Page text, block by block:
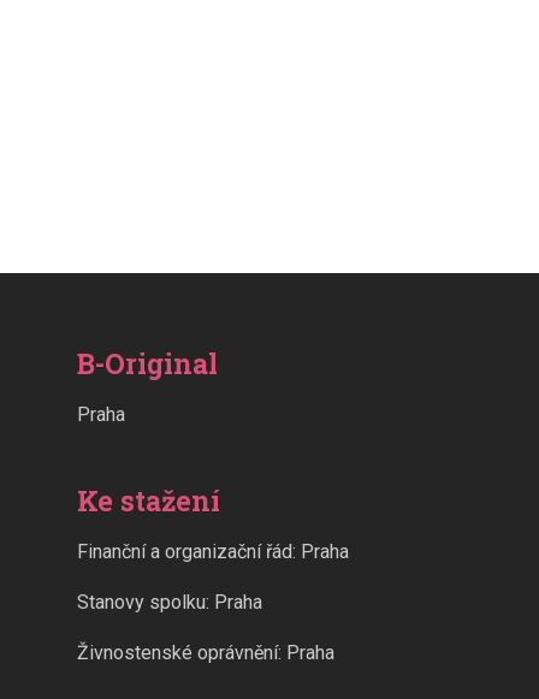
B-Original
Praha
Ke stažení
Finanční a organizační řád: Praha
Stanovy spolku: Praha
Živnostenské oprávnění: Praha